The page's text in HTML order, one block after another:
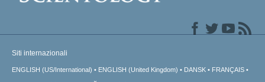
Siti internazionali
ENGLISH (US/International) ENGLISH (United Kingdom) DANSK FRANÇAIS